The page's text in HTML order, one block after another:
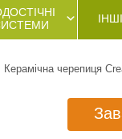
Керамічна черепиця